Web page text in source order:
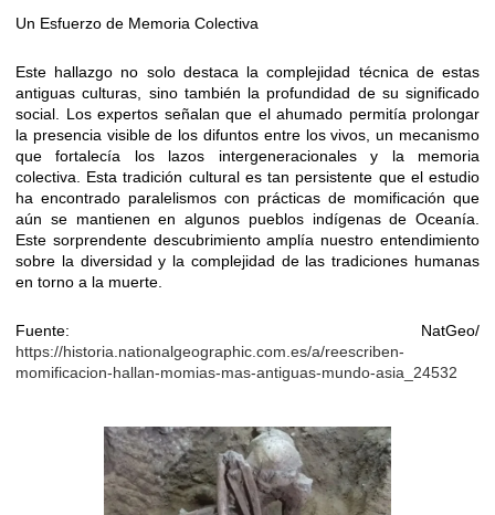
Un Esfuerzo de Memoria Colectiva
Este hallazgo no solo destaca la complejidad técnica de estas
antiguas culturas, sino también la profundidad de su significado
social. Los expertos señalan que el ahumado permitía prolongar
la presencia visible de los difuntos entre los vivos, un mecanismo
que fortalecía los lazos intergeneracionales y la memoria
colectiva. Esta tradición cultural es tan persistente que el estudio
ha encontrado paralelismos con prácticas de momificación que
aún se mantienen en algunos pueblos indígenas de Oceanía.
Este sorprendente descubrimiento amplía nuestro entendimiento
sobre la diversidad y la complejidad de las tradiciones humanas
en torno a la muerte.
Fuente: NatGeo/
https://historia.nationalgeographic.com.es/a/reescriben-
momificacion-hallan-momias-mas-antiguas-mundo-asia_24532